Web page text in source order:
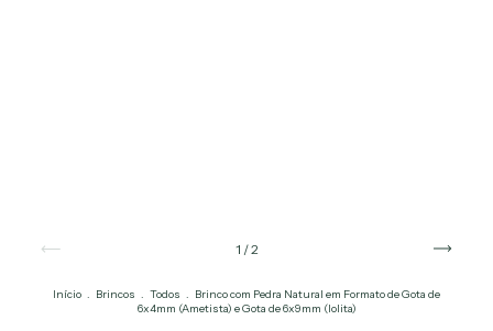
1 /2
Início . Brincos . Todos . Brinco com Pedra Natural em Formato de Gota de
6x4mm (Ametista) e Gota de 6x9mm (Iolita)